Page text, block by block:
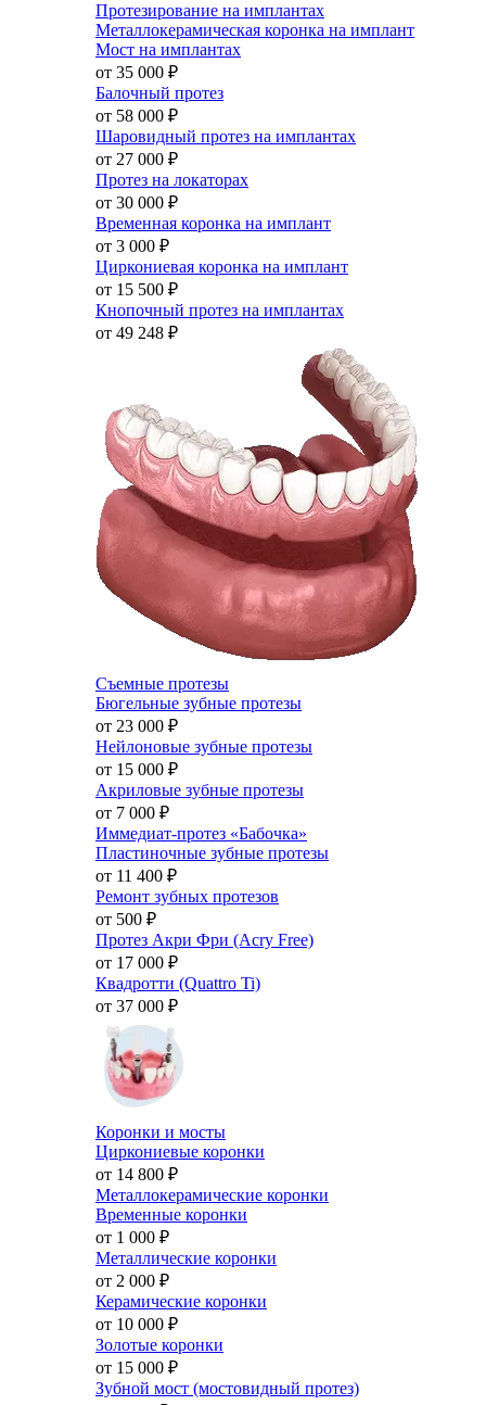
Протезирование на имплантах
Металлокерамическая коронка на имплант
Мост на имплантах
от 35 000 ₽
Балочный протез
от 58 000 ₽
Шаровидный протез на имплантах
от 27 000 ₽
Протез на локаторах
от 30 000 ₽
Временная коронка на имплант
от 3 000 ₽
Циркониевая коронка на имплант
от 15 500 ₽
Кнопочный протез на имплантах
от 49 248 ₽
Съемные протезы
Бюгельные зубные протезы
от 23 000 ₽
Нейлоновые зубные протезы
от 15 000 ₽
Акриловые зубные протезы
от 7 000 ₽
Иммедиат-протез «Бабочка»
Пластиночные зубные протезы
от 11 400 ₽
Ремонт зубных протезов
от 500 ₽
Протез Акри Фри (Acry Free)
от 17 000 ₽
Квадротти (Quattro Ti)
от 37 000 ₽
Коронки и мосты
Циркониевые коронки
от 14 800 ₽
Металлокерамические коронки
Временные коронки
от 1 000 ₽
Металлические коронки
от 2 000 ₽
Керамические коронки
от 10 000 ₽
Золотые коронки
от 15 000 ₽
Зубной мост (мостовидный протез)